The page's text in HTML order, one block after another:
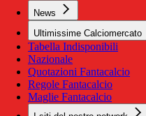
News
Ultimissime Calciomercato
Tabella Indisponibili
Nazionale
Quotazioni Fantacalcio
Regole Fantacalcio
Maglie Fantacalcio